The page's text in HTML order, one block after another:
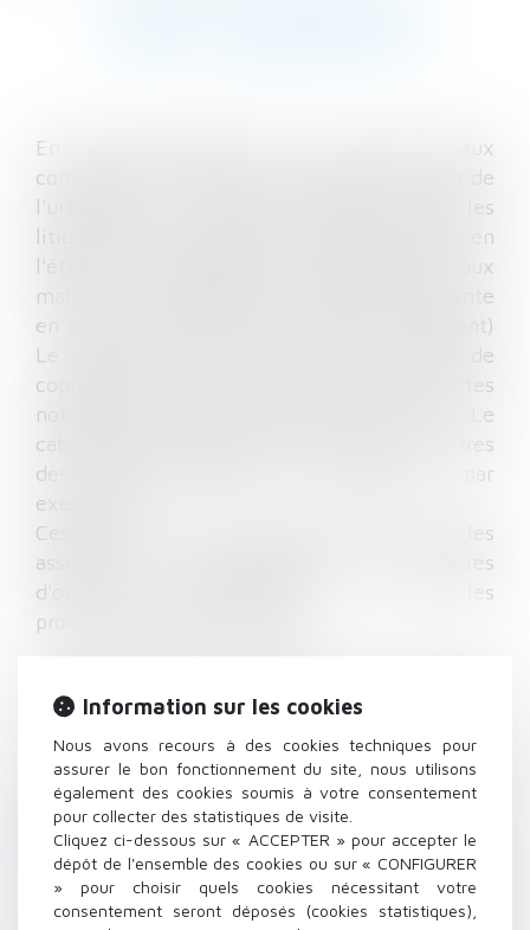
En droit immobilier et en droit des baux
commerciaux, droit de la construction, droit de
l'urbanisme le cabinet intervient dans les
litiges liés à l'acquisition immobilière (vente en
l'état futur d'achèvement, litiges relatifs aux
malfaçons, annulation de compromis de vente
en cas de non obtention du crédit, notamment)
Le cabinet assure la gestion de conflits de
copropriété, le conseil et la rédaction d'actes
notamment pour la création d'une SCI. Le
cabinet assure également les recours au titres
des impayés locatifs, les expulsions par
exemple.
Ces branches du droit concernent aussi bien les
assureurs, les architectes, les maîtres
d'ouvrage professionnels ou non, les
promoteurs que leurs clients.
notamment
Pour faire valoir vos droits en matière de
location, soit comme propriétaire, soit comme
locataire
Pour assurer les démarches amiables ou
judiciaires en cas de sinistre intervenant dans
Information sur les cookies
Nous avons recours à des cookies techniques pour
assurer le bon fonctionnement du site, nous utilisons
également des cookies soumis à votre consentement
pour collecter des statistiques de visite.
Cliquez ci-dessous sur « ACCEPTER » pour accepter le
dépôt de l'ensemble des cookies ou sur « CONFIGURER
» pour choisir quels cookies nécessitant votre
consentement seront déposés (cookies statistiques),